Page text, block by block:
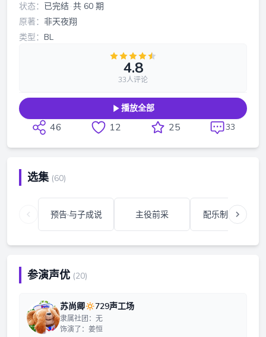
状态： 已完结·共 60 期
原著： 非天夜翔
类型： BL
4.8
33人评论
播放全部
46 12 25 33
选集 (60)
预告·与子成说 主役前采 配乐制作分享
参演声优 (20)
苏尚卿🔅729声工场
隶属社团：无
饰演了：姜恒